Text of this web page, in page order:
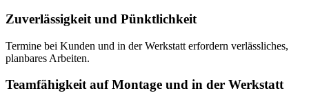
Zuverlässigkeit und Pünktlichkeit
Termine bei Kunden und in der Werkstatt erfordern verlässliches,
planbares Arbeiten.
Teamfähigkeit auf Montage und in der Werkstatt